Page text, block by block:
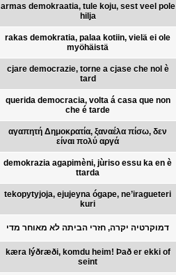
armas demokraatia, tule koju, sest veel pole
hilja
rakas demokratia, palaa kotiin, vielä ei ole
myöhäistä
cjare democrazie, torne a cjase che nol è
tard
querida democracia, volta á casa que non
che é tarde
αγαπητή Δημοκρατία, ξαναέλα πίσω, δεν
είναι πολύ αργά
demokrazia agapimèni, jùriso essu ka en è
ttarda
tekopytyjoja, ejujeyna ógape, ne’iragueteri
kuri
דמוקרטיה יקרה, חזרי הביתה לא מאוחר מדי
kæra lýðræði, komdu heim! Það er ekki of
seint